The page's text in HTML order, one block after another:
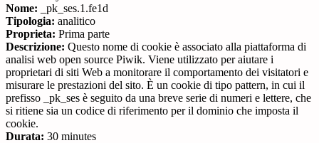
Nome: _pk_ses.1.fe1d
Tipologia: analitico
Proprieta: Prima parte
Descrizione: Questo nome di cookie è associato alla piattaforma di
analisi web open source Piwik. Viene utilizzato per aiutare i
proprietari di siti Web a monitorare il comportamento dei visitatori e
misurare le prestazioni del sito. È un cookie di tipo pattern, in cui il
prefisso _pk_ses è seguito da una breve serie di numeri e lettere, che
si ritiene sia un codice di riferimento per il dominio che imposta il
cookie.
Durata: 30 minutes